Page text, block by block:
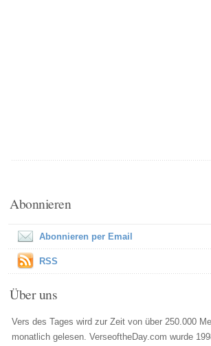
Abonnieren
Abonnieren per Email
RSS
Über uns
Vers des Tages wird zur Zeit von über 250.000
monatlich gelesen. VerseoftheDay.com wurde